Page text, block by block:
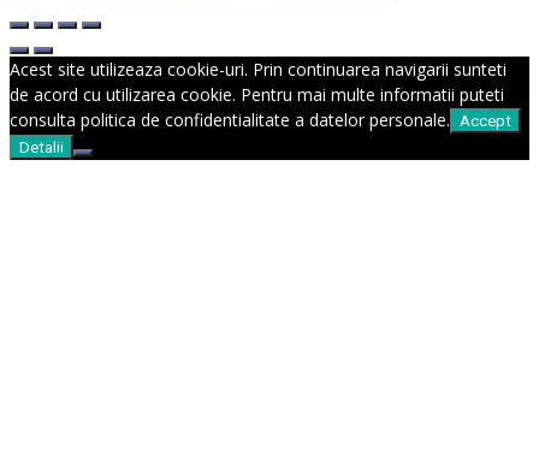
Acest site utilizeaza cookie-uri. Prin continuarea navigarii sunteti
de acord cu utilizarea cookie. Pentru mai multe informatii puteti
consulta politica de confidentialitate a datelor personale.
Accept
Detalii